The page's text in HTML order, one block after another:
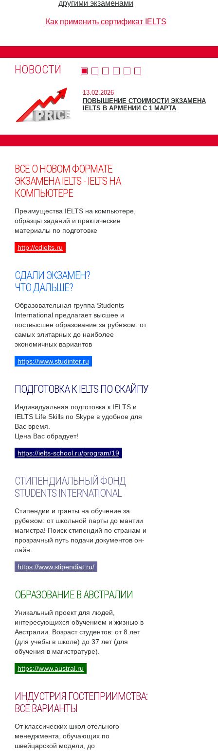
другими экзаменами
Как применить сертификат IELTS
НОВОСТИ
13.02.2026
ПОВЫШЕНИЕ СТОИМОСТИ ЭКЗАМЕНА
IELTS В АРМЕНИИ С 1 МАРТА
ВСЕ О НОВОМ ФОРМАТЕ
ЭКЗАМЕНА IELTS - IELTS НА
КОМПЬЮТЕРЕ
Преимущества IELTS на компьютере,
образцы заданий и практические
материалы по подготовке
http://cdielts.ru
СДАЛИ ЭКЗАМЕН?
ЧТО ДАЛЬШЕ?
Образовательная группа Students
International предлагает высшее и
поствысшее образование за рубежом: от
самых элитарных до наиболее
экономичных вариантов
https://www.studinter.ru
ПОДГОТОВКА К IELTS ПО СКАЙПУ
Индивидуальная подготовка к IELTS и
IELTS Life Skills по Skype в удобное для
Вас время.
Цена Вас обрадует!
https://ielts-school.ru/program/19
СТИПЕНДИАЛЬНЫЙ ФОНД
STUDENTS INTERNATIONAL
Стипендии и гранты на обучение за
рубежом: от школьной парты до мантии
магистра! Поиск стипендий по странам и
прозрачный путь подачи документов он-
лайн.
https://www.stipendiat.ru/
ОБРАЗОВАНИЕ В АВСТРАЛИИ
Уникальный проект для людей,
интересующихся обучением и жизнью в
Австралии. Возраст студентов: от 8 лет
(для учебы в школе) до 37 лет (для
обучения в магистратуре).
https://www.austral.ru
ИНДУСТРИЯ ГОСТЕПРИИМСТВА:
ВСЕ ВАРИАНТЫ
От классических школ отельного
менеджмента, обучающих по
швейцарской модели, до